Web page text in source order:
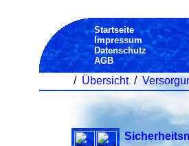
Startseite
Impressum
Datenschutz
AGB
/ Übersicht/